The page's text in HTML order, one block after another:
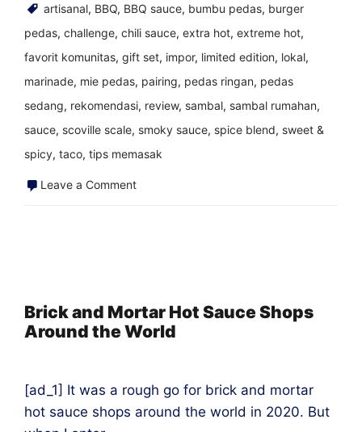
artisanal, BBQ, BBQ sauce, bumbu pedas, burger
pedas, challenge, chili sauce, extra hot, extreme hot,
favorit komunitas, gift set, impor, limited edition, lokal,
marinade, mie pedas, pairing, pedas ringan, pedas
sedang, rekomendasi, review, sambal, sambal rumahan,
sauce, scoville scale, smoky sauce, spice blend, sweet &
spicy, taco, tips memasak
Leave a Commenton
Makanan
Terbaik
Brick and Mortar Hot Sauce Shops
Around the World
[ad_1] It was a rough go for brick and mortar
hot sauce shops around the world in 2020. But